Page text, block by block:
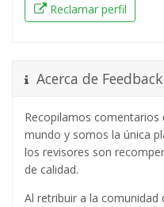
Reclamar perfil
Acerca de
Recopilamos
mundo y somos la única
los revisores son
de calidad.
Al retribuir a la